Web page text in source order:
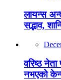
लायन्स
सद्भाव,
वरिष्ठ
नभएको